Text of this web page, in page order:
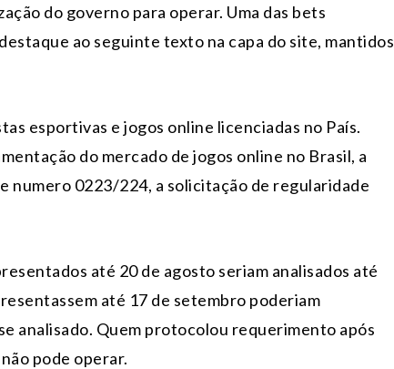
do governo para operar. Uma das bets
ao seguinte texto na capa do site, mantidos
esportivas e jogos online licenciadas no País.
do mercado de jogos online no Brasil, a
numero 0223/224, a solicitação de regularidade
até 20 de agosto seriam analisados até
até 17 de setembro poderiam
analisado. Quem protocolou requerimento após
pode operar.